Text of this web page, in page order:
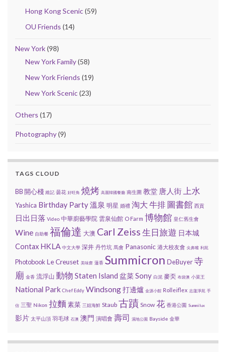
Hong Kong Scenic(59)
OU Friends (14)
New York(98)
New York Family(58)
New York Friends (19)
New York Scenic(23)
Others (17)
Photography(9)
TAGS CLOUD
BB 開心棧 維記 曇花 好旺角 燒烤 高麗韓國餐廳 南生圍 教堂 唐人街 上水
Yashica Birthday Party溫泉 明星 婚禮 淘大 牛排 圖書館 西貢
日出日落 Video 中華廚藝學院 雲泉仙館 O Farm 博物館 皇仁舊生會
Wine 自助餐 福倫達 大澳 Carl Zeiss生日旅遊 日本城
Contax HKLA 中文大學 深井 丹竹坑 馬會 Panasonic 港大校友會 尖鼻嘴 利苑
Photobook Le Creuset 美味齋 蓮香 Summicron DeBuyer寺
廟 金香 流浮山 動物 Staten Island 盆菜Sony 白泥 麥奀 布袋澳 小菜王
National Park Chef Eddy Windsong打邊爐 金源小館 Rolleiflex 志蓮淨苑 手
信 三聖 Nikon 拉麵素菜 三姐海鮮 Staub 古蹟 Snow 花 香港公園 Summilux
影片 太平山頂 羽毛球 石澳 澳門 演唱會 壽司 濕地公園 Bayside 金華